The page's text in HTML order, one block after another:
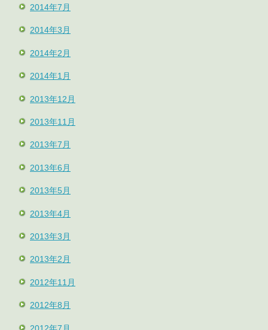
2014年7月
2014年3月
2014年2月
2014年1月
2013年12月
2013年11月
2013年7月
2013年6月
2013年5月
2013年4月
2013年3月
2013年2月
2012年11月
2012年8月
2012年7月